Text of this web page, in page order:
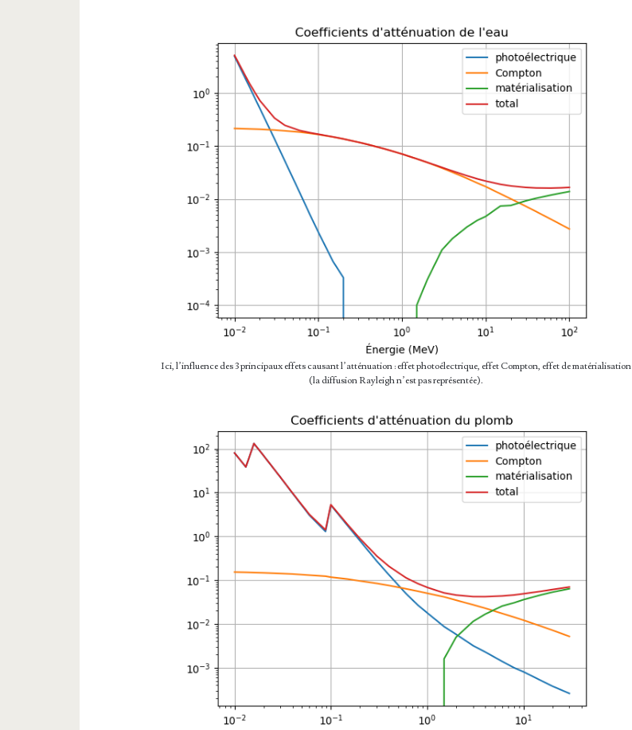
Ici, l’influence des 3 principaux effets causant l’atténuation : effet photoélectrique, effet Compton, effet de matérialisation
(la diffusion Rayleigh n’est pas représentée).